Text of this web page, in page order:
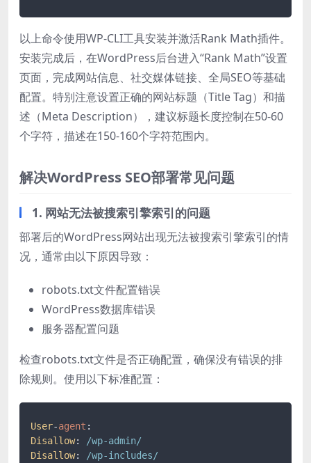
以上命令使用WP-CLI工具安装并激活Rank Math插件。
安装完成后，在WordPress后台进入“Rank Math”设置
页面，完成网站信息、社交媒体链接、全局SEO等基础
配置。特别注意设置正确的网站标题（Title Tag）和描
述（Meta Description），建议标题长度控制在50-60
个字符，描述在150-160个字符范围内。
解决WordPress SEO部署常见问题
1. 网站无法被搜索引擎索引的问题
部署后的WordPress网站出现无法被搜索引擎索引的情
况，通常由以下原因导致：
robots.txt文件配置错误
WordPress数据库错误
服务器配置问题
检查robots.txt文件是否正确配置，确保没有错误的排
除规则。使用以下标准配置：
User-agent
Disallow:
/wp-admin/
Disallow:
/wp-includes/